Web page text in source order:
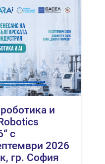
и
с
2026
гр. София